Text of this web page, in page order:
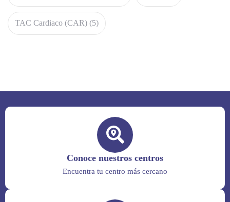
TAC Cardiaco (CAR) (5)
Conoce nuestros centros
Encuentra tu centro más cercano